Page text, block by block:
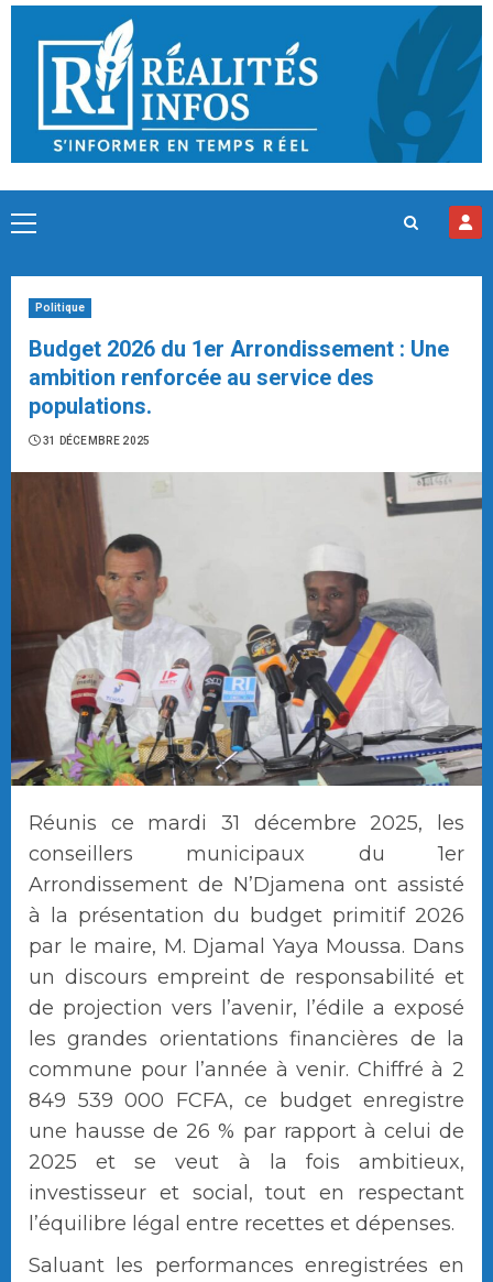
Skip
content
Primary
Politique
Budget 2026 du 1er Arrondissement : Une
ambition renforcée au service des
populations.
31 DÉCEMBRE 2025
Réunis ce mardi 31 décembre 2025, les
conseillers municipaux du 1er
Arrondissement de N’Djamena ont assisté
à la présentation du budget primitif 2026
par le maire, M. Djamal Yaya Moussa. Dans
un discours empreint de responsabilité et
de projection vers l’avenir, l’édile a exposé
les grandes orientations financières de la
commune pour l’année à venir. Chiffré à 2
849 539 000 FCFA, ce budget enregistre
une hausse de 26 % par rapport à celui de
2025 et se veut à la fois ambitieux,
investisseur et social, tout en respectant
l’équilibre légal entre recettes et dépenses.
Saluant les performances enregistrées en